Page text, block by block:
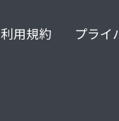
利用規約 プライ